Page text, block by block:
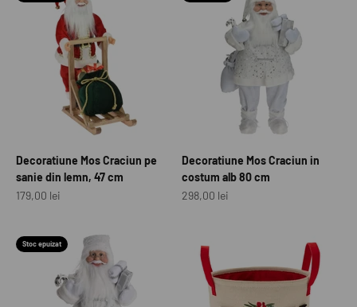
Decoratiune Mos Craciun pe
sanie din lemn, 47 cm
Preț redus
179,00 lei
Decoratiune Mos Craciun in
costum alb 80 cm
Preț redus
298,00 lei
Stoc epuizat